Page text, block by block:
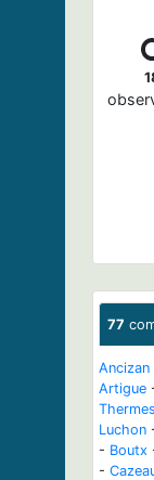
77
Ancizan
Artigue
Thermes
Luchon
- Boutx
-